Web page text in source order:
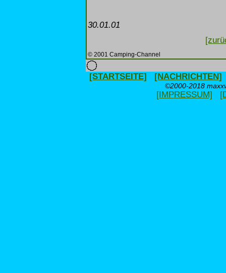
30.01.01
© 2001 Camping-Channel
[STARTSEITE] [NACHRICHTEN]
©2000-2018
[IMPRESSUM]